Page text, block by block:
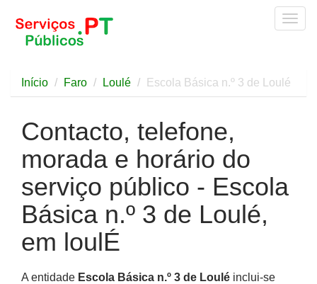
Início Faro Loulé Escola Básica n.º 3 de Loulé
Contacto, telefone,
morada e horário do
serviço público - Escola
Básica n.º 3 de Loulé,
em loulÉ
A entidade Escola Básica n.º 3 de Loulé inclui-se